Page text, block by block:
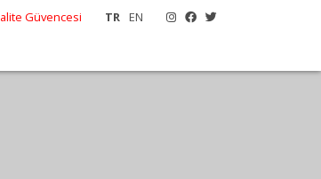
TR EN
Güvencesi